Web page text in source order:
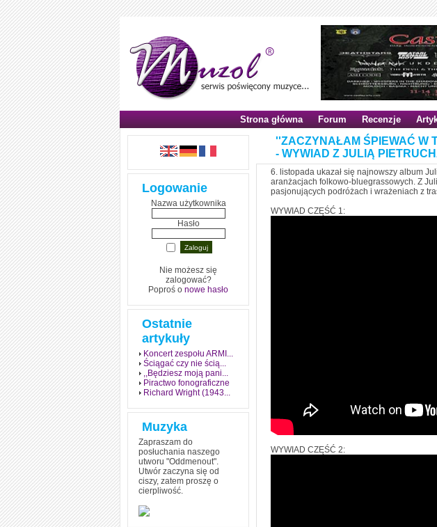
Strona główna Forum Recenzje
Logowanie
Nazwa użytkownika
Hasło
Nie możesz się
zalogować?
Poproś o nowe hasło
Ostatnie
artykuły
Koncert zespołu ARMI...
Ściągać czy nie ścią...
,,Będziesz moją pani...
Piractwo fonograficzne
Richard Wright (1943...
Muzyka
Zapraszam do
posłuchania naszego
utworu "Oddmenout".
Utwór zaczyna się od
ciszy, zatem proszę o
cierpliwość.
Jak stworzyć fenomen
''ZACZYNAŁAM ŚPIEWAĆ W
- WYWIAD Z JULIĄ
6. listopada ukazał się najnowszy album
aranżacjach folkowo-bluegrassowych. Z
pasjonujących podróżach i wrażeniach z
WYWIAD CZĘŚĆ 1:
WYWIAD CZĘŚĆ 2: